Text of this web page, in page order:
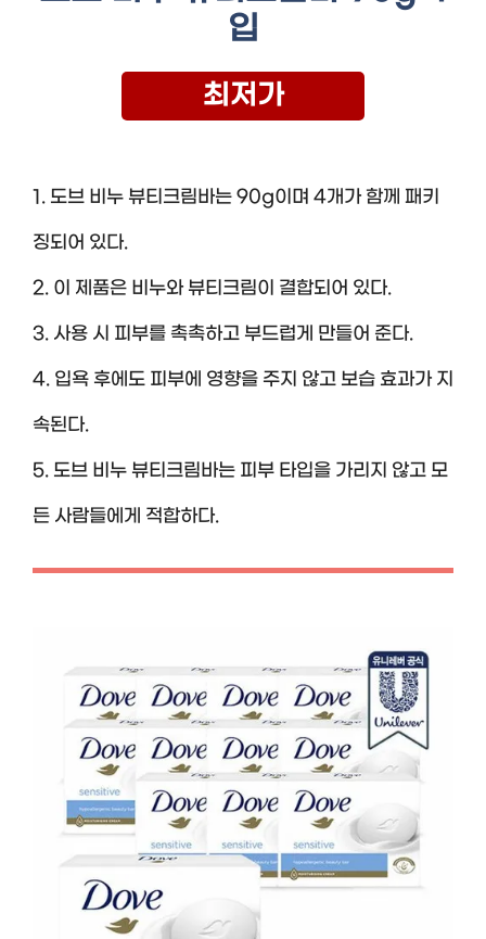
입
최저가
1. 도브 비누 뷰티크림바는 90g이며 4개가 함께 패키
징되어 있다.
2. 이 제품은 비누와 뷰티크림이 결합되어 있다.
3. 사용 시 피부를 촉촉하고 부드럽게 만들어 준다.
4. 입욕 후에도 피부에 영향을 주지 않고 보습 효과가 지
속된다.
5. 도브 비누 뷰티크림바는 피부 타입을 가리지 않고 모
든 사람들에게 적합하다.